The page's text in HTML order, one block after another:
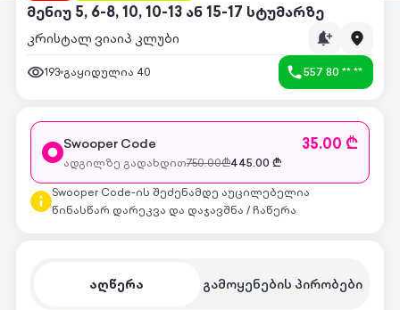
მენიუ 5, 6-8, 10, 10-13 ან 15-17 სტუმარზე
კრისტალ ვიაიპ კლუბი
193 გაყიდულია 40 557 80 ** **
აღწერა გამოყენების პირობები
Swooper Code 35.00 ₾
ადგილზე გადახდით750.00₾445.00 ₾
Swooper Code-ის შეძენამდე აუცილებელია
წინასწარ დარეკვა და დაჯავშნა / ჩაწერა